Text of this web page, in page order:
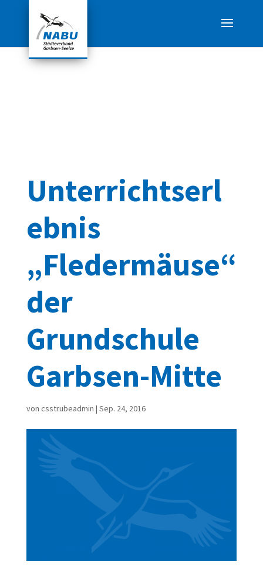
Unterrichtserl
ebnis
„Fledermäuse“
der
Grundschule
Garbsen-Mitte
von csstrubeadmin | Sep. 24, 2016